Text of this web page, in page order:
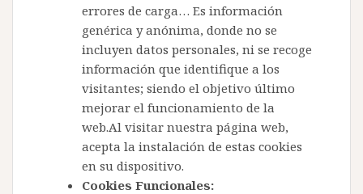
errores de carga… Es información
genérica y anónima, donde no se
incluyen datos personales, ni se recoge
información que identifique a los
visitantes; siendo el objetivo último
mejorar el funcionamiento de la
web.Al visitar nuestra página web,
acepta la instalación de estas cookies
en su dispositivo.
Cookies Funcionales: